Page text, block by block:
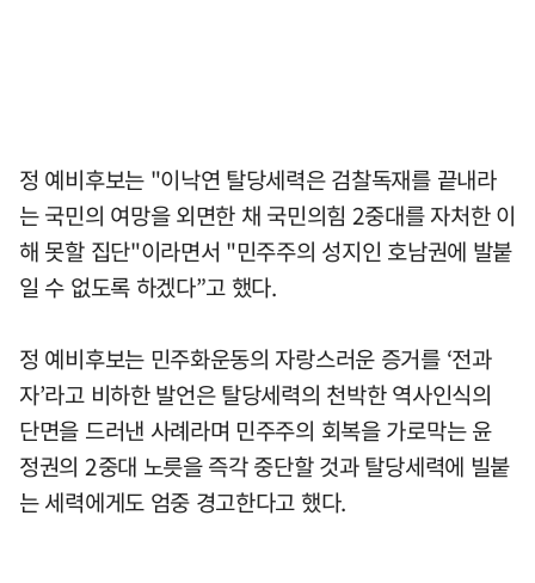
정 예비후보는 "이낙연 탈당세력은 검찰독재를 끝내라
는 국민의 여망을 외면한 채 국민의힘 2중대를 자처한 이
해 못할 집단"이라면서 "민주주의 성지인 호남권에 발붙
일 수 없도록 하겠다”고 했다.
정 예비후보는 민주화운동의 자랑스러운 증거를 ‘전과
자’라고 비하한 발언은 탈당세력의 천박한 역사인식의
단면을 드러낸 사례라며 민주주의 회복을 가로막는 윤
정권의 2중대 노릇을 즉각 중단할 것과 탈당세력에 빌붙
는 세력에게도 엄중 경고한다고 했다.